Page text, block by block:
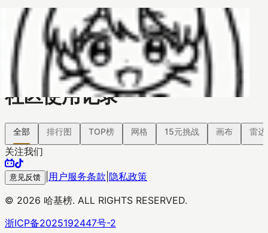
哈基榜
搜索
创建模板
返回模版
社区使用记录
全部 排行图 TOP榜 网格 15元挑战 画布 雷达
关注我们
意见反馈 用户服务条款 隐私政策
© 2026 哈基榜. ALL RIGHTS RESERVED.
浙ICP备2025192447号-2